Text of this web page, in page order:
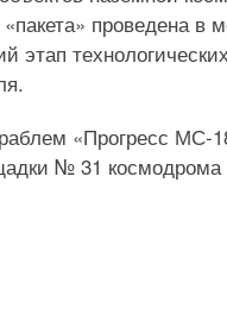
проведена в
«Прогресс МС-
№ 31